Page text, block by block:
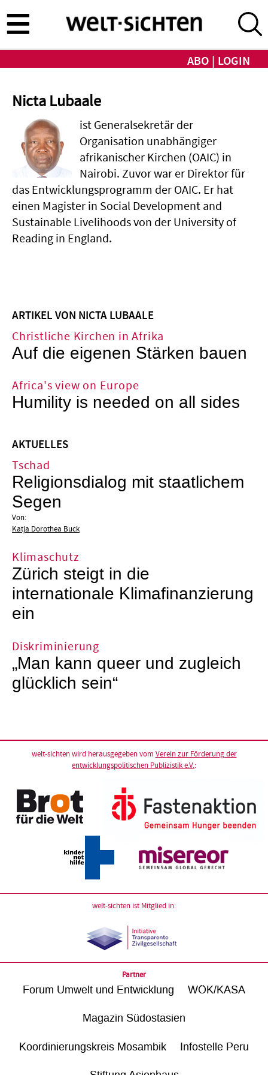
zum
Inhalt
ABO LOGIN
Nicta Lubaale
ist Generalsekretär der
Organisation unabhängiger
afrikanischer Kirchen (OAIC) in
Nairobi. Zuvor war er Direktor für
das Entwicklungsprogramm der OAIC. Er hat
einen Magister in Social Development and
Sustainable Livelihoods von der University of
Reading in England.
ARTIKEL VON NICTA LUBAALE
Christliche Kirchen in Afrika
Auf die eigenen Stärken bauen
Africa's view on Europe
Humility is needed on all sides
AKTUELLES
Tschad
Religionsdialog mit staatlichem
Segen
Von:
Katja Dorothea Buck
Klimaschutz
Zürich steigt in die
internationale Klimafinanzierung
ein
Diskriminierung
„Man kann queer und zugleich
glücklich sein“
welt-sichten wird herausgegeben vom Verein zur Förderung der
entwicklungspolitischen Publizistik e.V.:
welt-sichten ist Mitglied in:
Partner
Forum Umwelt und Entwicklung WÖK/KASA
Magazin Südostasien
Koordinierungskreis Mosambik Infostelle Peru